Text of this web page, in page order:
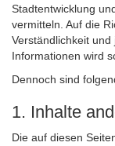
Stadtentwicklung
vermitteln. Auf die
Verständlichkeit
Informationen wird
Dennoch sind
1. Inhalte
Die auf diesen